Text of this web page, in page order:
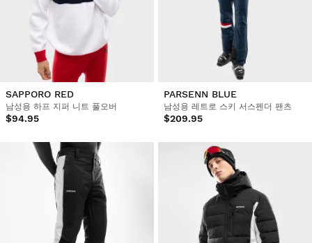
SAPPORO RED
남성용 하프 지퍼 니트 풀오버
$94.95
PARSENN BLUE
남성용 레트로 스키 서스펜더 팬츠
$209.95